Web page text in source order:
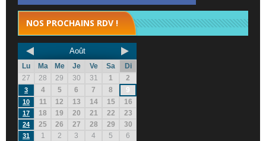
NOS PROCHAINS RDV !
Août
Lu Ma Me Je Ve Sa
Di
27
28 29 30 31 1 2
3 4 5 6 7 8 9
10 11 12 13 14 15 16
17 18 19 20 21 22 23
24 25 26 27 28 29 30
31 1 2 3 4 5 6